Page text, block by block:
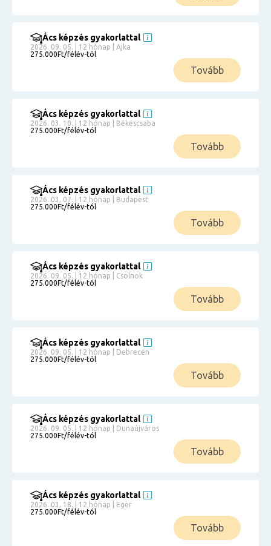
Ács képzés gyakorlattal
2026. 09. 05. | 12 hónap | Ajka
275.000Ft/félév-tól
Tovább
Ács képzés gyakorlattal
2026. 03. 10. | 12 hónap | Békéscsaba
275.000Ft/félév-tól
Tovább
Ács képzés gyakorlattal
2026. 03. 07. | 12 hónap | Budapest
275.000Ft/félév-tól
Tovább
Ács képzés gyakorlattal
2026. 09. 05. | 12 hónap | Csolnok
275.000Ft/félév-tól
Tovább
Ács képzés gyakorlattal
2026. 09. 05. | 12 hónap | Debrecen
275.000Ft/félév-tól
Tovább
Ács képzés gyakorlattal
2026. 09. 05. | 12 hónap | Dunaújváros
275.000Ft/félév-tól
Tovább
Ács képzés gyakorlattal
2026. 03. 18. | 12 hónap | Eger
275.000Ft/félév-tól
Tovább